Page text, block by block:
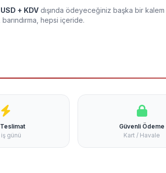
+ KDV dışında ödeyeceğiniz başka bir
hepsi içeride.
Teslimat
günü
Güvenli Ödeme
Kart / Havale